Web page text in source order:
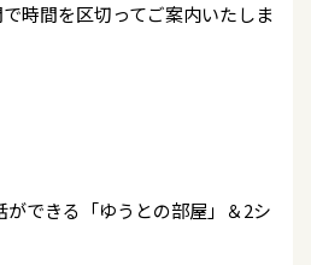
時間を区切ってご案内いたしま
ができる「ゆうとの部屋」＆2シ